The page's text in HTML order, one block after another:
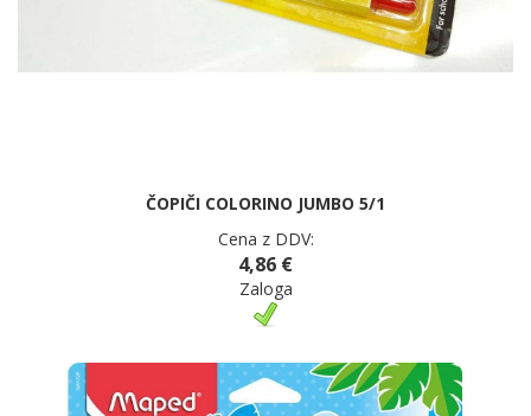
ČOPIČI COLORINO JUMBO 5/1
Cena z DDV:
4,86 €
Zaloga